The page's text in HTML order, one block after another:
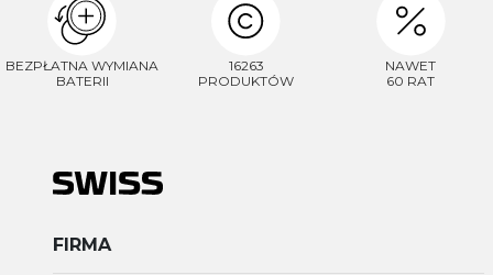
BEZPŁATNA WYMIANA
BATERII
16263
PRODUKTÓW
NAWET
60 RAT
FIRMA